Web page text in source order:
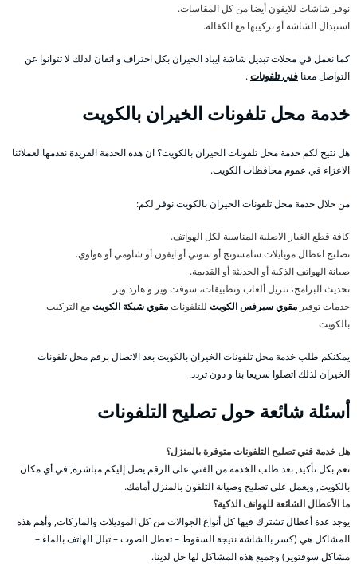
نوفر شاشات للايفون أيضا من كل المقاسات.
استبدال الشاشة أو تركيبها مع الكفالة.
كما نعمل في محلات تبديل شاشة ايباد الخيران بكل احتراف و اتقان لذلك لا تتوانوا عن
التواصل معنا فني تلفونات.
خدمة محل تلفونات الخيران بالكويت
هل نتيح لكم خدمة محل تلفونات الخيران بالكويت؟ ان هذه الخدمة الفريدة نقدمها لعملائنا
الاعزاء في عموم محافظات الكويت.
من خلال خدمة محل تلفونات الخيران بالكويت نوفر لكم:
كافة قطع الغيار الاصلية المناسبة لكل الهواتف.
تصليح اعطال موبايلات سامسونج أو سوني أو ايفون أو شاومي أو هواوي.
صيانة الهواتف الذكية أو الحديثة أو القديمة.
تحديث البرامج، تنزيل ألعاب وتطبيقات، سوفت وير و هارد وير.
خدمات توفير مقوي سيرفس الكويت للتلفوناتمقوي شبكة الكويتمع التركيب
بالكويت
يمكنكم طلب خدمة محل تلفونات الخيران بالكويت بعد الاتصال برقم محل تلفونات
الخيران لذلك اتصلوا سريعا بنا و دون تردد.
أسئلة شائعة حول تصليح التلفونات
هل خدمة فني تصليح التلفونات متوفرة بالمنزل؟
نعم بكل تأكيد, بعد طلب الخدمة من الفني على الرقم يصل إليكم مباشرة, في أي مكان
بالكويت, ويعمل على تصليح وصيانة التلفون بالمنزل أمامك.
ما الأعطال الشائعة للهواتف الذكية؟
يوجد عدة أعطال تشترك فيها كل أنواع الجوالات من كل الموديلات والماركات, وأهم هذه
المشاكل هي (كسر بالشاشة نتيجة السقوط – تعطل الصوت – تبلل الهاتف بالماء –
مشاكل سوفتوير) وجميع هذه المشاكل لها حل لدينا.